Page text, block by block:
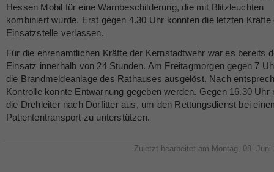
Hessen Mobil für eine Warnbeschilderung, die mit Blitzleuchten
kombiniert wurde. Erst gegen 4.30 Uhr konnten die letzten Kräfte
Einsatzstelle verlassen.
Für die ehrenamtlichen Kräfte der Kernstadtwehr war es bereits
Einsatz innerhalb von 24 Stunden. Am Freitagmorgen gegen 7
die Brandmeldeanlage des Rathauses ausgelöst. Nach
Kontrolle konnte Entwarnung gegeben werden. Gegen 16.30 Uhr
die Drehleiter nach Dorfitter aus, um den Rettungsdienst bei
Patiententransport zu unterstützen.
Zuletzt bearbeitet am Montag, 08. Juni